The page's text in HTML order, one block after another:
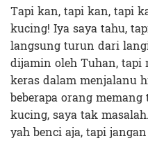
Tapi kan, tapi kan, tapi
kucing! Iya saya tahu,
langsung turun dari
dijamin oleh Tuhan, tapi
keras dalam menjalanu
beberapa orang
kucing, saya tak
yah benci aja, tapi